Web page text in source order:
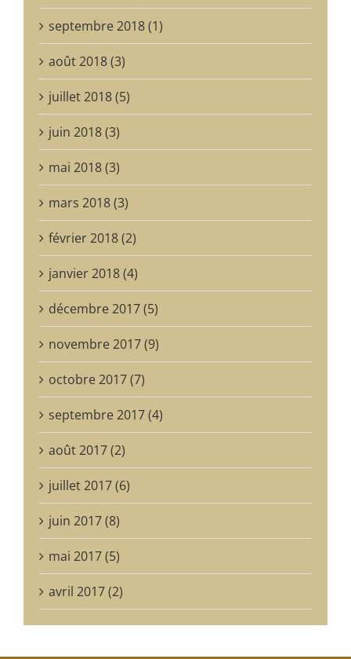
septembre 2018 (1)
août 2018 (3)
juillet 2018 (5)
juin 2018 (3)
mai 2018 (3)
mars 2018 (3)
février 2018 (2)
janvier 2018 (4)
décembre 2017 (5)
novembre 2017 (9)
octobre 2017 (7)
septembre 2017 (4)
août 2017 (2)
juillet 2017 (6)
juin 2017 (8)
mai 2017 (5)
avril 2017 (2)